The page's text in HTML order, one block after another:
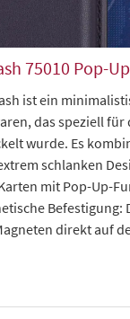
75010 Pop-
ist ein
das speziell für
wurde. Es
schlanken
mit Pop-Up-
Befestigung:
direkt auf